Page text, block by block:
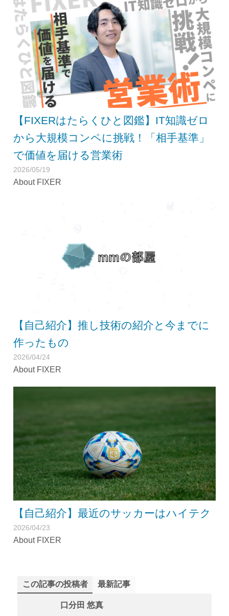
【FIXERはたらくひと図鑑】IT知識ゼロ
から大規模コンペに挑戦！「相手基準」
で価値を届ける営業術
2026/05/19
About FIXER
【自己紹介】推し技術の紹介と今までに
作ったもの
2026/04/24
About FIXER
【自己紹介】最近のサッカーはハイテク
2026/04/23
About FIXER
この記事の投稿者 最新記事
口分田 悠真